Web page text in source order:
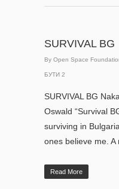
SURVIVAL BG
By Open Space
БУТИ 2
SURVIVAL BG
Oswald “Survival
surviving in
ones believe me. A
Read More